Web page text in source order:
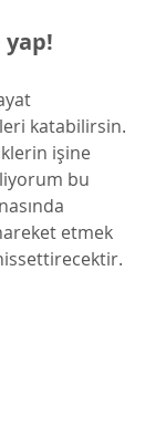
katabilirsin.
işine
bu
etmek